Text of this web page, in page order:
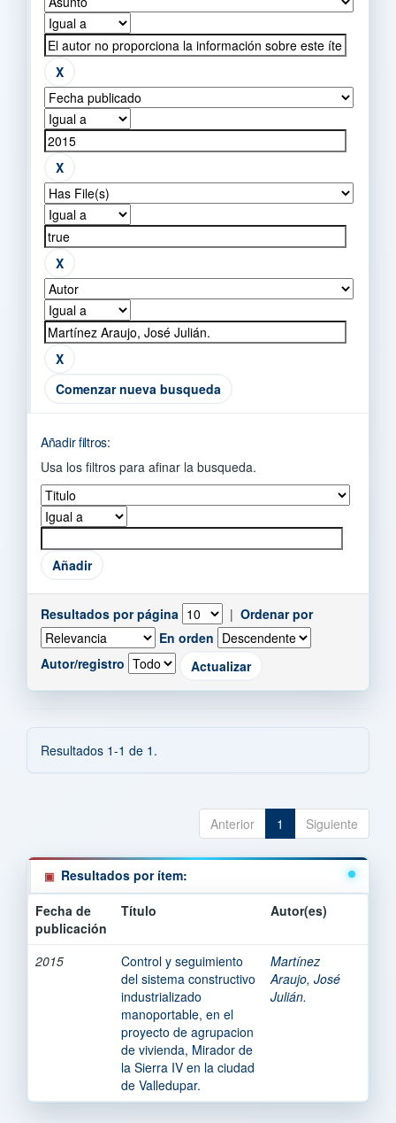
Comenzar nueva busqueda
Añadir filtros:
Usa los filtros para afinar la busqueda.
Resultados por página | Ordenar por
En orden
Autor/registro
Resultados 1-1 de 1.
Anterior 1 Siguiente
Resultados por ítem:
Fecha de
publicación
Título Autor(es)
2015
Control y seguimiento
del sistema constructivo
industrializado
manoportable, en el
proyecto de agrupacion
de vivienda, Mirador de
la Sierra IV en la ciudad
de Valledupar.
Martínez
Araujo, José
Julián.